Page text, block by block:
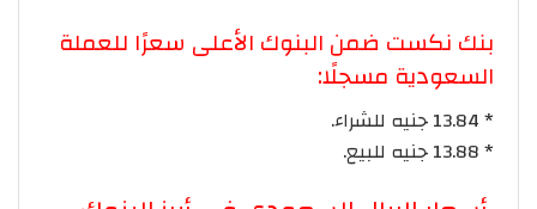
بنك نكست ضمن البنوك الأعلى سعرًا للعملة
السعودية مسجلًا:
* 13.84 جنيه للشراء.
* 13.88 جنيه للبيع.